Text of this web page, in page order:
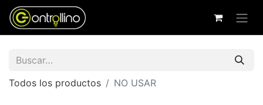
Todos los productos NO USAR